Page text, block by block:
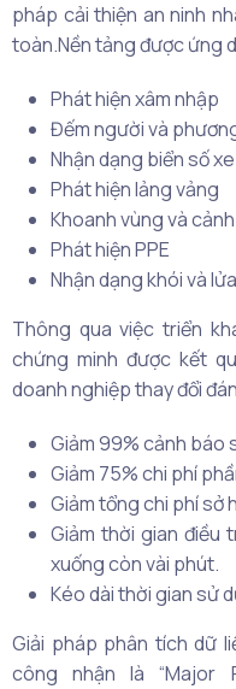
pháp cải thiện an ninh
toàn.Nền tảng được ứng
Phát hiện xâm nhập
Đếm người và
Nhận dạng biển số xe
Phát hiện lảng vảng
Khoanh vùng và
Phát hiện PPE
Nhận dạng khói và lửa
Thông qua việc triển
chứng minh được kết
doanh nghiệp thay đổi
Giảm 99% cảnh báo
Giảm 75% chi phí
Giảm tổng chi phí sở
Giảm thời gian điều
xuống còn vài phút.
Kéo dài thời gian sử
Giải pháp phân tích dữ
công nhận là “Major